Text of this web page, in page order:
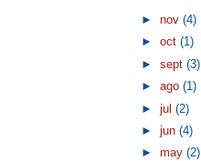
►nov(4)
►oct(1)
►sept(3)
►ago(1)
►jul(2)
►jun(4)
►may(2)